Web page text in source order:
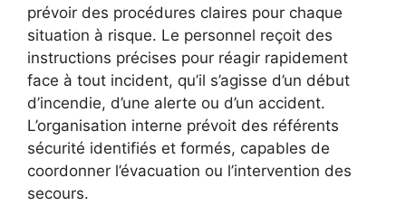
prévoir des procédures claires pour chaque
situation à risque. Le personnel reçoit des
instructions précises pour réagir rapidement
face à tout incident, qu’il s’agisse d’un début
d’incendie, d’une alerte ou d’un accident.
L’organisation interne prévoit des référents
sécurité identifiés et formés, capables de
coordonner l’évacuation ou l’intervention des
secours.